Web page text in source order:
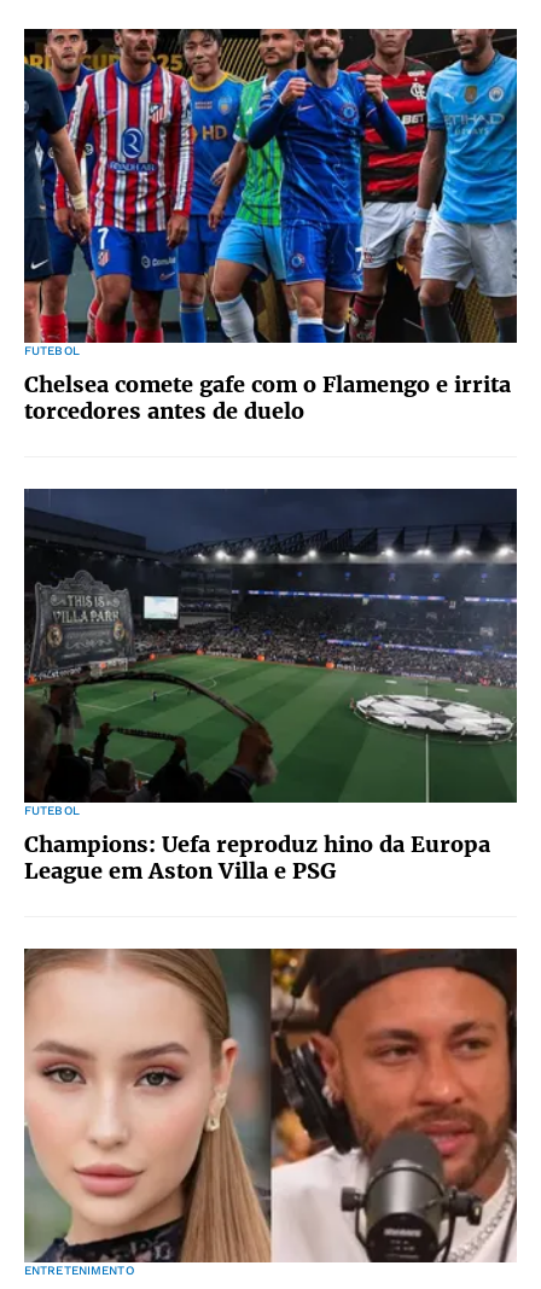
FUTEBOL
Chelsea comete gafe com o Flamengo e irrita
torcedores antes de duelo
FUTEBOL
Champions: Uefa reproduz hino da Europa
League em Aston Villa e PSG
ENTRETENIMENTO